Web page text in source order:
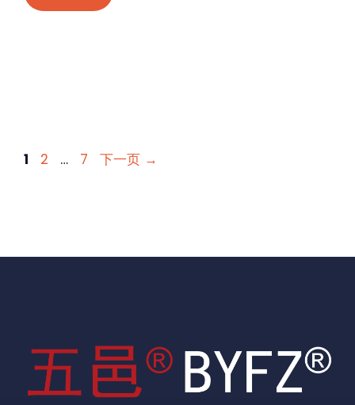
页
1
页
2 …
页
7 下一页 →